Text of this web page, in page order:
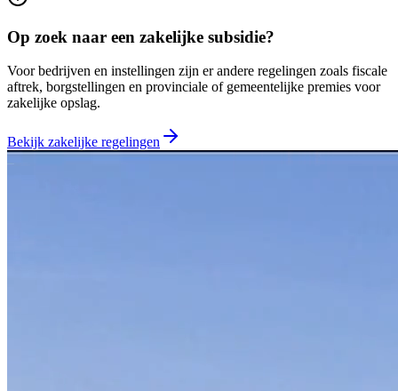
Op zoek naar een zakelijke subsidie?
Voor bedrijven en instellingen zijn er andere regelingen zoals fiscale
aftrek, borgstellingen en provinciale of gemeentelijke premies voor
zakelijke opslag.
Bekijk zakelijke regelingen